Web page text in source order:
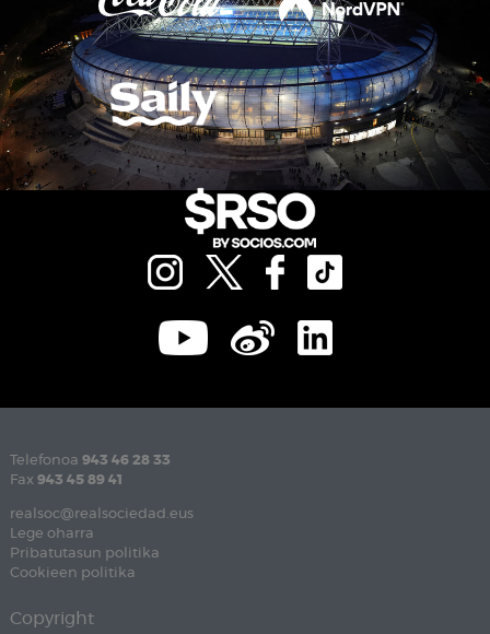
Telefonoa 943 46 28 33
Fax 943 45 89 41
realsoc@realsociedad.eus
Lege oharra
Pribatutasun politika
Cookieen politika
Copyright